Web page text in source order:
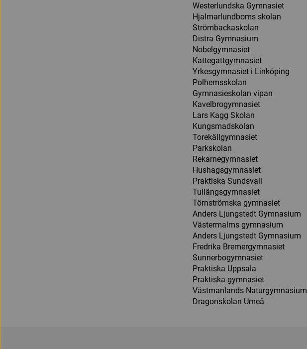
Westerlundska Gymnasiet
Hjalmarlundboms skolan
Strömbackaskolan
Distra Gymnasium
Nobelgymnasiet
Kattegattgymnasiet
Yrkesgymnasiet i Linköping
Polhemsskolan
Gymnasieskolan vipan
Kavelbrogymnasiet
Lars Kagg Skolan
Kungsmadskolan
Torekällgymnasiet
Parkskolan
Rekarnegymnasiet
Hushagsgymnasiet
Praktiska Sundsvall
Tullängsgymnasiet
Törnströmska gymnasiet
Anders Ljungstedt Gymnasium
Västermalms gymnasium
Anders Ljungstedt Gymnasium
Fredrika Bremergymnasiet
Sunnerbogymnasiet
Praktiska Uppsala
Praktiska gymnasiet
Västmanlands Naturgymnasium
Dragonskolan Umeå